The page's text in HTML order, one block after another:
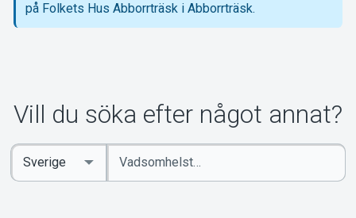
på Folkets Hus Abborrträsk i Abborrträsk.
Vill du söka efter något annat?
Ange
sökord
Select
Country